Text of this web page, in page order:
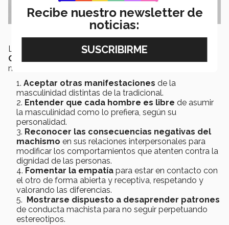
La responsable de la Oficina de Género y
Comunidad Segura
marcar la diferencia:
Aceptar otras manifestaciones de la
masculinidad distintas de la tradicional.
Entender que cada hombre es libre de asumir
la masculinidad como lo prefiera, según su
personalidad.
Reconocer las consecuencias negativas del
machismo en sus relaciones interpersonales para
modificar los comportamientos que atenten contra la
dignidad de las personas.
Fomentar la empatía para estar en contacto con
el otro de forma abierta y receptiva, respetando y
valorando las diferencias.
Mostrarse dispuesto a desaprender patrones
de conducta machista para no seguir perpetuando
estereotipos.
Recibe nuestro newsletter de
noticias: